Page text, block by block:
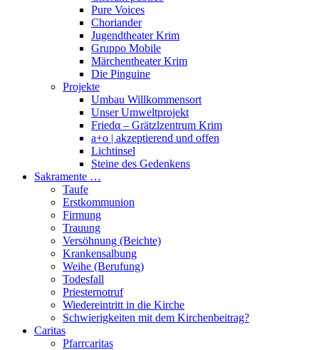
Pure Voices
Choriander
Jugendtheater Krim
Gruppo Mobile
Märchentheater Krim
Die Pinguine
Projekte
Umbau Willkommensort
Unser Umweltprojekt
Friedα – Grätzlzentrum Krim
a+o | akzeptierend und offen
Lichtinsel
Steine des Gedenkens
Sakramente …
Taufe
Erstkommunion
Firmung
Trauung
Versöhnung (Beichte)
Krankensalbung
Weihe (Berufung)
Todesfall
Priesternotruf
Wiedereintritt in die Kirche
Schwierigkeiten mit dem Kirchenbeitrag?
Caritas
Pfarrcaritas